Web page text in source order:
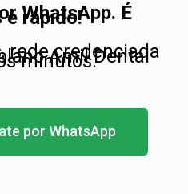
WhatsApp. É
e rápido!
rede credenciada
Amil Dental
minutos.
por WhatsApp